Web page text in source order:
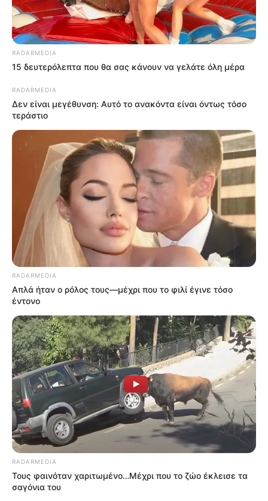
RADARMEDIA
15 δευτερόλεπτα που θα σας κάνουν να γελάτε όλη μέρα
RADARMEDIA
Δεν είναι μεγέθυνση: Αυτό το ανακόντα είναι όντως τόσο
τεράστιο
RADARMEDIA
Απλά ήταν ο ρόλος τους—μέχρι που το φιλί έγινε τόσο
έντονο
RADARMEDIA
Τους φαινόταν χαριτωμένο…Μέχρι που το ζώο έκλεισε τα
σαγόνια του